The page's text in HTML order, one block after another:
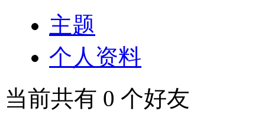
主题
个人资料
当前共有 0 个好友